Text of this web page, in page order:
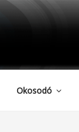
Okosodó